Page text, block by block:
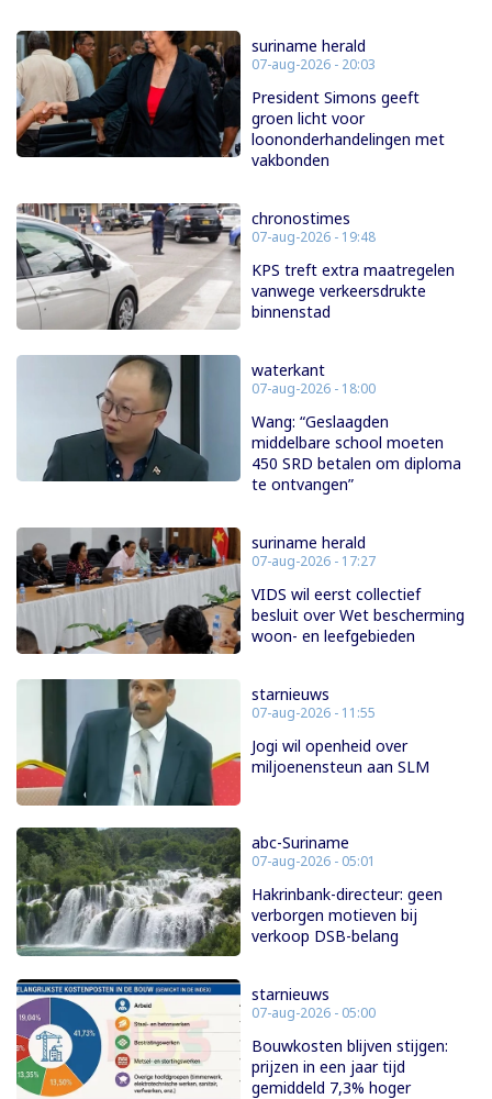
suriname herald
07-aug-2026 - 20:03
President Simons geeft
groen licht voor
loononderhandelingen met
vakbonden
chronostimes
07-aug-2026 - 19:48
KPS treft extra maatregelen
vanwege verkeersdrukte
binnenstad
waterkant
07-aug-2026 - 18:00
Wang: “Geslaagden
middelbare school moeten
450 SRD betalen om diploma
te ontvangen”
suriname herald
07-aug-2026 - 17:27
VIDS wil eerst collectief
besluit over Wet bescherming
woon- en leefgebieden
starnieuws
07-aug-2026 - 11:55
Jogi wil openheid over
miljoenensteun aan SLM
abc-Suriname
07-aug-2026 - 05:01
Hakrinbank-directeur: geen
verborgen motieven bij
verkoop DSB-belang
starnieuws
07-aug-2026 - 05:00
Bouwkosten blijven stijgen:
prijzen in een jaar tijd
gemiddeld 7,3% hoger